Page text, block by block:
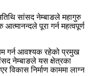
सांसद नेम्बाङले महागुरु
पूरा गर्न महत्वपूर्ण
गर्न आवश्यक रहेको प्रमुख
नेम्बाङले यस क्षेत्रका
विकास निर्माण काममा लाग्न